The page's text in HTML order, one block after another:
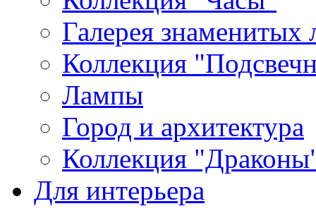
Галерея знаменитых
Коллекция
Лампы
Город и архитектура
Коллекция
Для интерьера